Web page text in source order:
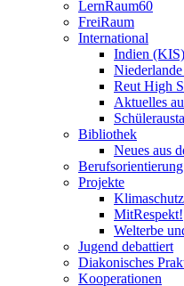
LernRaum60
FreiRaum
International
Indien (KIS)
Reut High
Aktuelles
Bibliothek
Neues aus
Berufsorientierung
Projekte
MitRespekt!
Welterbe
Jugend debattiert
Diakonisches
Kooperationen